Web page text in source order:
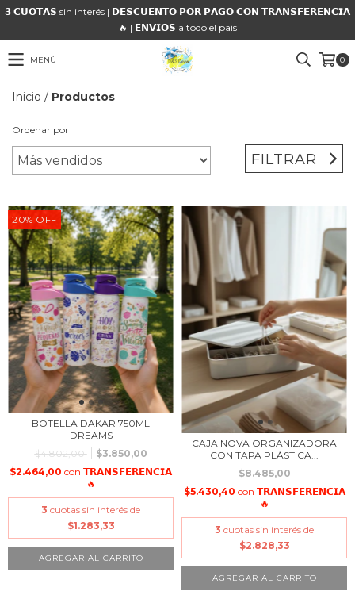
𝟯 𝗖𝗨𝗢𝗧𝗔𝗦 sin interés | 𝗗𝗘𝗦𝗖𝗨𝗘𝗡𝗧𝗢 𝗣𝗢𝗥 𝗣𝗔𝗚𝗢 𝗖𝗢𝗡 𝗧𝗥𝗔𝗡𝗦𝗙𝗘𝗥𝗘𝗡𝗖𝗜𝗔
🔥 | 𝗘𝗡𝗩𝗜𝗢𝗦 a todo el país
MENÚ 0
Inicio / Productos
Ordenar por
FILTRAR
20% OFF
BOTELLA DAKAR 750ML
DREAMS
$4.802,00
$3.850,00
$2.464,00 con 𝗧𝗥𝗔𝗡𝗦𝗙𝗘𝗥𝗘𝗡𝗖𝗜𝗔
🔥
3 cuotas sin interés de
$1.283,33
CAJA NOVA ORGANIZADORA
CON TAPA PLÁSTICA...
$8.485,00
$5.430,40 con 𝗧𝗥𝗔𝗡𝗦𝗙𝗘𝗥𝗘𝗡𝗖𝗜𝗔
🔥
3 cuotas sin interés de
$2.828,33